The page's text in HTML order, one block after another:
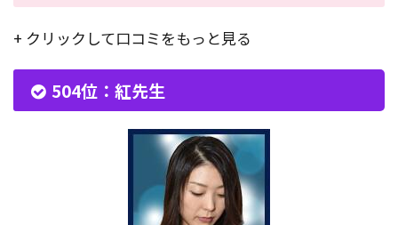
+ クリックして口コミをもっと見る
504位：紅先生